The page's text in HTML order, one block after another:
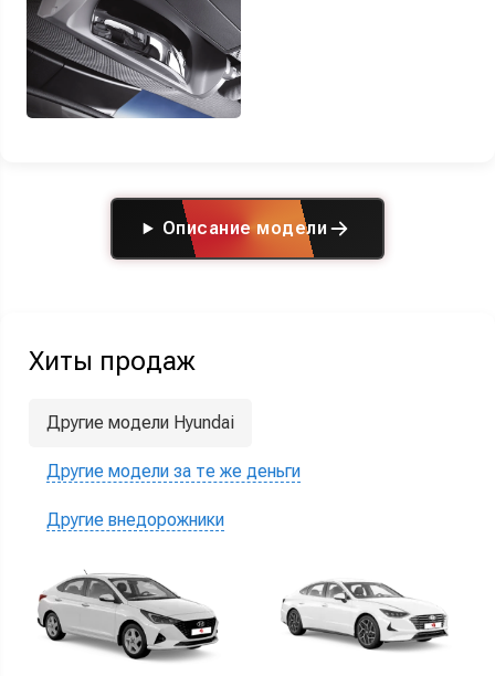
Описание модели
Хиты продаж
Другие модели Hyundai
Другие модели за те же деньги
Другие внедорожники